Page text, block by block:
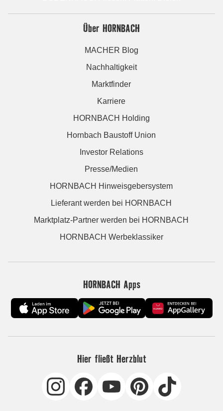
Über HORNBACH
MACHER Blog
Nachhaltigkeit
Marktfinder
Karriere
HORNBACH Holding
Hornbach Baustoff Union
Investor Relations
Presse/Medien
HORNBACH Hinweisgebersystem
Lieferant werden bei HORNBACH
Marktplatz-Partner werden bei HORNBACH
HORNBACH Werbeklassiker
HORNBACH Apps
Hier fließt Herzblut